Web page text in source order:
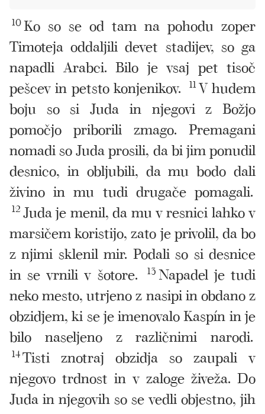
10Ko so se od tam na pohodu zoper
Timoteja oddaljili devet stadijev, so ga
napadli Arabci. Bilo je vsaj pet tisoč
pešcev in petsto konjenikov.
11 V hudem
boju so si Juda in njegovi z Božjo
pomočjo priborili zmago. Premagani
nomadi so Juda prosili, da bi jim ponudil
desnico, in obljubili, da mu bodo dali
živino in mu tudi drugače pomagali.
12Juda je menil, da mu v resnici lahko v
marsičem koristijo, zato je privolil, da bo
z njimi sklenil mir. Podali so si desnice
in se vrnili v šotore.
13 Napadel je tudi
neko mesto, utrjeno z nasipi in obdano z
obzidjem, ki se je imenovalo Kaspín in je
bilo naseljeno z različnimi narodi.
14Tisti znotraj obzidja so zaupali v
njegovo trdnost in v zaloge živeža. Do
Juda in njegovih so se vedli objestno, jih